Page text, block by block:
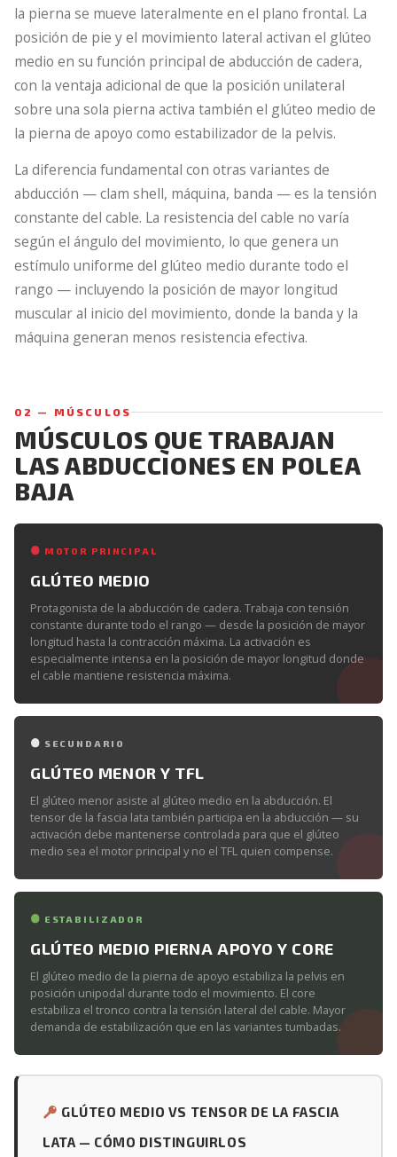
la pierna se mueve lateralmente en el plano frontal. La
posición de pie y el movimiento lateral activan el glúteo
medio en su función principal de abducción de cadera,
con la ventaja adicional de que la posición unilateral
sobre una sola pierna activa también el glúteo medio de
la pierna de apoyo como estabilizador de la pelvis.
La diferencia fundamental con otras variantes de
abducción — clam shell, máquina, banda — es la tensión
constante del cable. La resistencia del cable no varía
según el ángulo del movimiento, lo que genera un
estímulo uniforme del glúteo medio durante todo el
rango — incluyendo la posición de mayor longitud
muscular al inicio del movimiento, donde la banda y la
máquina generan menos resistencia efectiva.
02 — MÚSCULOS
MÚSCULOS QUE TRABAJAN
LAS ABDUCCIONES EN POLEA
BAJA
MOTOR PRINCIPAL
GLÚTEO MEDIO
Protagonista de la abducción de cadera. Trabaja con tensión
constante durante todo el rango — desde la posición de mayor
longitud hasta la contracción máxima. La activación es
especialmente intensa en la posición de mayor longitud donde
el cable mantiene resistencia máxima.
SECUNDARIO
GLÚTEO MENOR Y TFL
El glúteo menor asiste al glúteo medio en la abducción. El
tensor de la fascia lata también participa en la abducción — su
activación debe mantenerse controlada para que el glúteo
medio sea el motor principal y no el TFL quien compense.
ESTABILIZADOR
GLÚTEO MEDIO PIERNA APOYO Y CORE
El glúteo medio de la pierna de apoyo estabiliza la pelvis en
posición unipodal durante todo el movimiento. El core
estabiliza el tronco contra la tensión lateral del cable. Mayor
demanda de estabilización que en las variantes tumbadas.
GLÚTEO MEDIO VS TENSOR DE LA FASCIA
LATA — CÓMO DISTINGUIRLOS